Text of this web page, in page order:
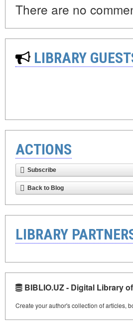
There are no
LIBRARY
ACTIONS
Subscribe
Back to Blog
LIBRARY
BIBLIO.UZ - Digital Library
Create your author's collection of articles,